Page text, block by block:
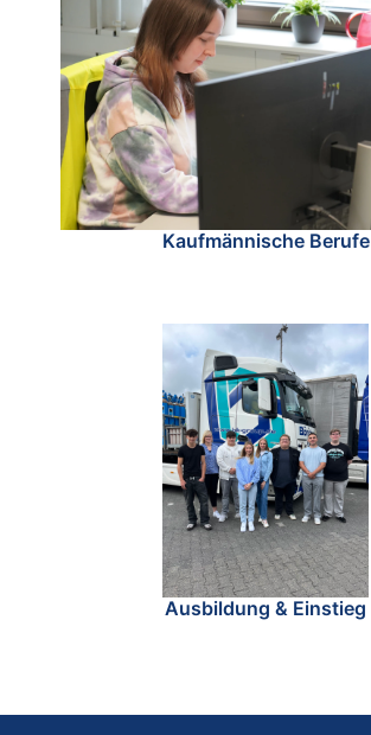
Kaufmännische Berufe
Ausbildung & Einstieg